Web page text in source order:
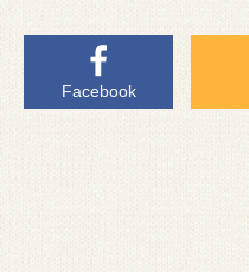
Facebook